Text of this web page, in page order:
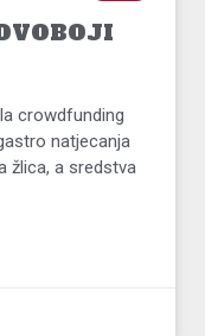
crowdfunding
natjecanja
žlica, a sredstva